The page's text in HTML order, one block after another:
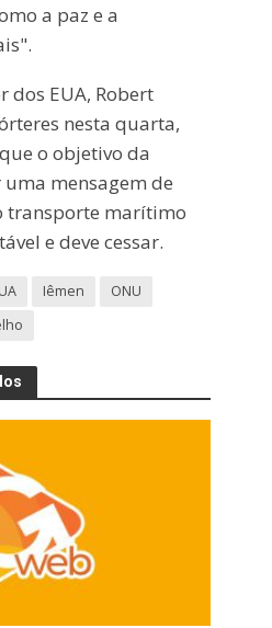
a paz e a
dos EUA, Robert
nesta quarta,
o objetivo da
mensagem de
transporte marítimo
e deve cessar.
Iêmen
ONU